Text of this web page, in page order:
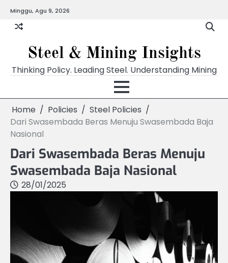
content
Minggu, Agu 9, 2026
Steel & Mining Insights
Thinking Policy. Leading Steel. Understanding Mining
Home Policies
Steel Policies
Dari Swasembada Beras Menuju Swasembada Baja
Nasional
Dari Swasembada Beras Menuju
Swasembada Baja Nasional
28/01/2025